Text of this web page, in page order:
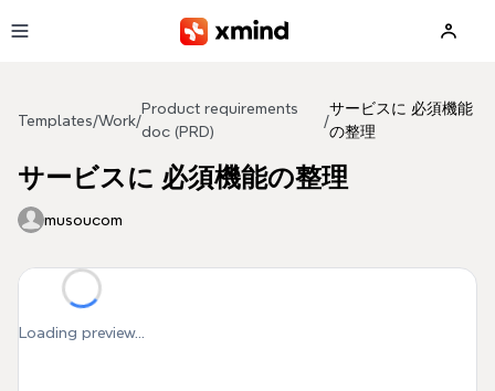
Templates/Work/
Product requirements
doc (PRD)
/
サービスに 必須機能
の整理
サービスに 必須機能の整理
musoucom
Loading preview...